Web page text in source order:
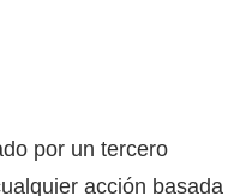
por un tercero
acción basada